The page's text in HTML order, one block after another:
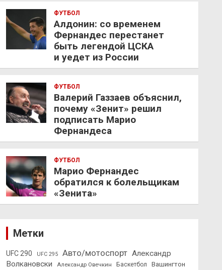
ФУТБОЛ
Алдонин: со временем
Фернандес перестанет
быть легендой ЦСКА
и уедет из России
ФУТБОЛ
Валерий Газзаев объяснил,
почему «Зенит» решил
подписать Марио
Фернандеса
ФУТБОЛ
Марио Фернандес
обратился к болельщикам
«Зенита»
Метки
UFC 290 UFC 295 Авто/мотоспорт Александр
Волкановски
Александр Овечкин Баскетбол
Вашингтон